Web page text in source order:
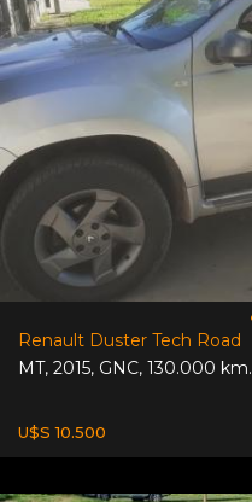
Renault Duster Tech Road
MT, 2015, GNC, 130.000 km.
U$S 10.500